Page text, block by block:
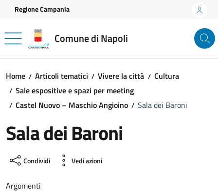
Vai ai contenuti
Vai al footer
Regione Campania
Comune di Napoli
Home Articoli tematici Vivere la città
Cultura
Sale espositive e spazi per meeting
Castel Nuovo – Maschio Angioino
Sala dei Baroni
Sala dei Baroni
Condividi Vedi azioni
Argomenti